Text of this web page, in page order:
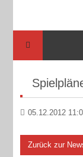
05.12.2012
Zurück zur